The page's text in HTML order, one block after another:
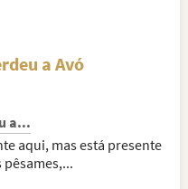
a Avó
a...
aqui, mas está presente